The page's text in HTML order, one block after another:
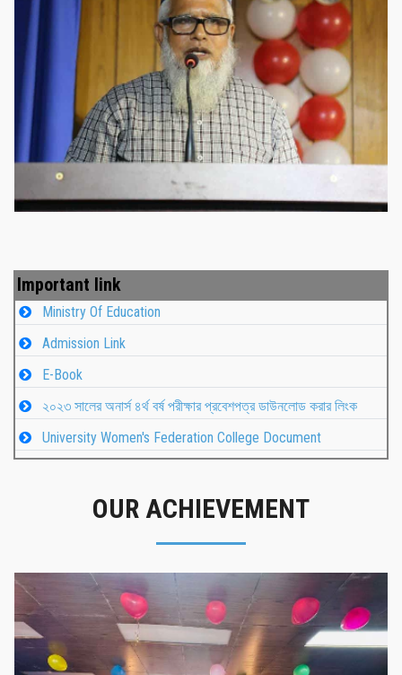
নবীনবরণ - ২০২৫
Important link
Ministry Of Education
Admission Link
E-Book
২০২৩ সালের অনার্স ৪র্থ বর্ষ পরীক্ষার প্রবেশপত্র ডাউনলোড করার লিংক
University Women's Federation College Document
OUR ACHIEVEMENT